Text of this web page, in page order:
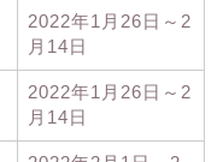
2022年1月26日～2
月14日
2022年1月26日～2
月14日